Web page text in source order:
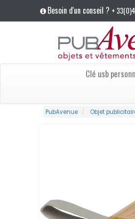
Besoin d'un conseil ? +
Clé usb
PubAvenue Objet